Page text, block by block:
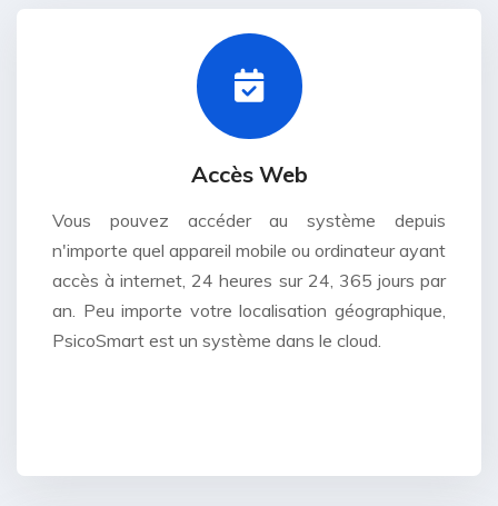
Accès Web
Vous pouvez accéder au système depuis
n'importe quel appareil mobile ou ordinateur ayant
accès à internet, 24 heures sur 24, 365 jours par
an. Peu importe votre localisation géographique,
PsicoSmart est un système dans le cloud.